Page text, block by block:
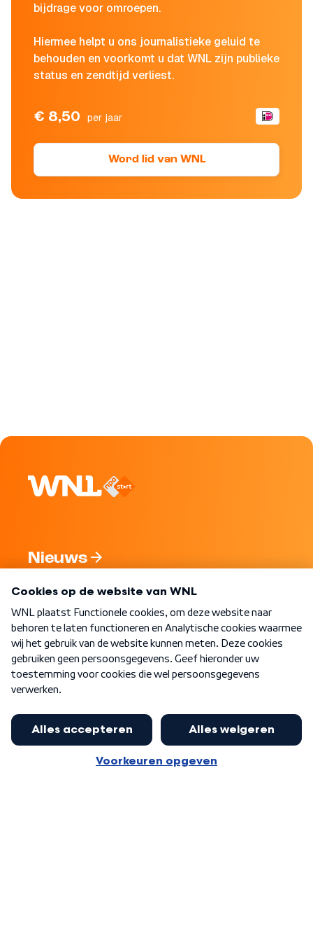
bijdrage voor omroepen.
Hiermee helpt u ons journalistieke geluid te
behouden en voorkomt u dat WNL zijn publieke
status en zendtijd verliest.
€ 8,50 per jaar
Word lid van WNL
Nieuws
Nieuwsbrief
Word Lid